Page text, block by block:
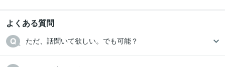
よくある質問
ただ、話聞いて欲しい。でも可能？